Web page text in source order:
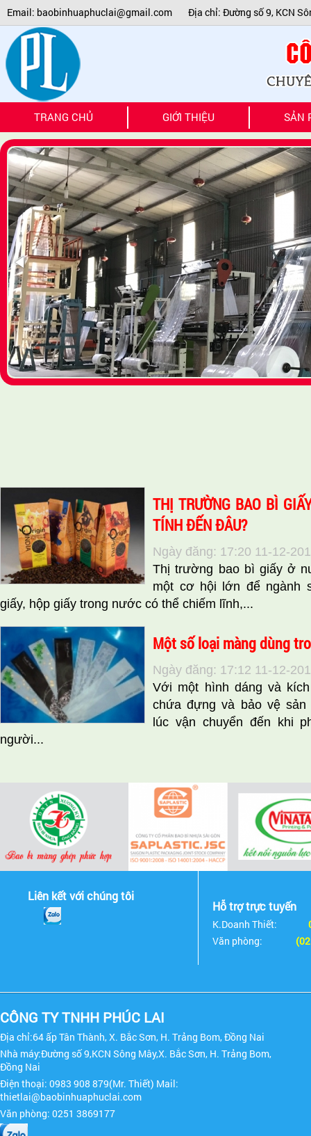
Email: baobinhuaphuclai@gmail.com Địa chỉ: Đường số 9, KCN
TRANG CHỦ GIỚI THIỆU SẢN
THỊ TRƯỜNG BAO BÌ
TÍNH ĐẾN ĐÂU?
Ngày đăng: 17:20 11-12-
Thị trường bao bì giấy ở
một cơ hội lớn để ngành
giấy, hộp giấy trong nước có thể chiếm lĩnh,...
Một số loại màng dùng
Ngày đăng: 17:12 11-12-
Với một hình dáng và
chứa đựng và bảo vệ
lúc vận chuyển đến khi
người...
Liên kết với chúng tôi
Hỗ trợ trực tuyến
K.Doanh Thiết:
Văn phòng:
CÔNG TY TNHH PHÚC LAI
Địa chỉ:64 ấp Tân Thành, X. Bắc Sơn, H. Trảng Bom, Đồng Nai
Nhà máy:Đường số 9,KCN Sông Mây,X. Bắc Sơn, H. Trảng Bom,
Đồng Nai
Điện thoại: 0983 908 879(Mr. Thiết) Mail:
thietlai@baobinhuaphuclai.com
Văn phòng: 0251 3869177